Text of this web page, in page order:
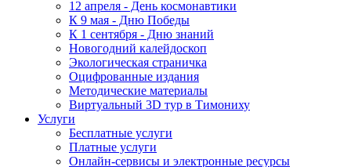
12 апреля - День космонавтики
К 9 мая - Дню Победы
К 1 сентября - Дню знаний
Новогодний калейдоскоп
Экологическая страничка
Оцифрованные издания
Методические материалы
Виртуальный 3D тур в Тимониху
Услуги
Бесплатные услуги
Платные услуги
Онлайн-сервисы и электронные ресурсы